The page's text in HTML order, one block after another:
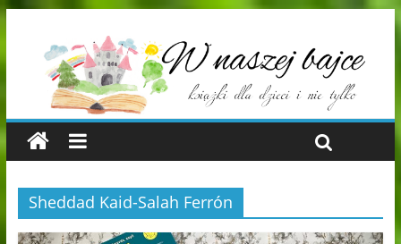
Sheddad Kaid-Salah Ferrón